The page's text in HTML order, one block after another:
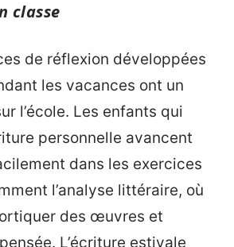
classe
de réflexion développées
les vacances ont un
l’école. Les enfants qui
personnelle avancent
dans les exercices
l’analyse littéraire, où
des œuvres et
L’écriture estivale